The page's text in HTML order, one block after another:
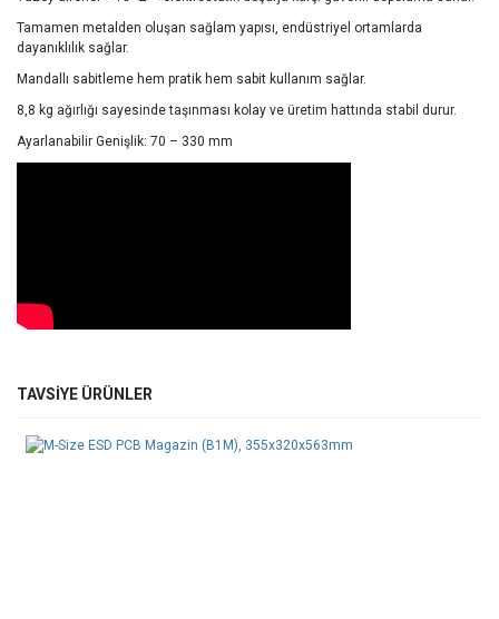
Tamamen metalden oluşan sağlam yapısı, endüstriyel ortamlarda
dayanıklılık sağlar.
Mandallı sabitleme hem pratik hem sabit kullanım sağlar.
8,8 kg ağırlığı sayesinde taşınması kolay ve üretim hattında stabil durur.
Ayarlanabilir Genişlik: 70 – 330 mm
Bu ürünün fiyat bilgisi, resim, ürün açıklamalarında ve diğer
konularda yetersiz gördüğünüz noktaları öneri formunu kullanarak
Görüş ve önerileriniz için teşekkür ederiz.
TAVSİYE ÜRÜNLER